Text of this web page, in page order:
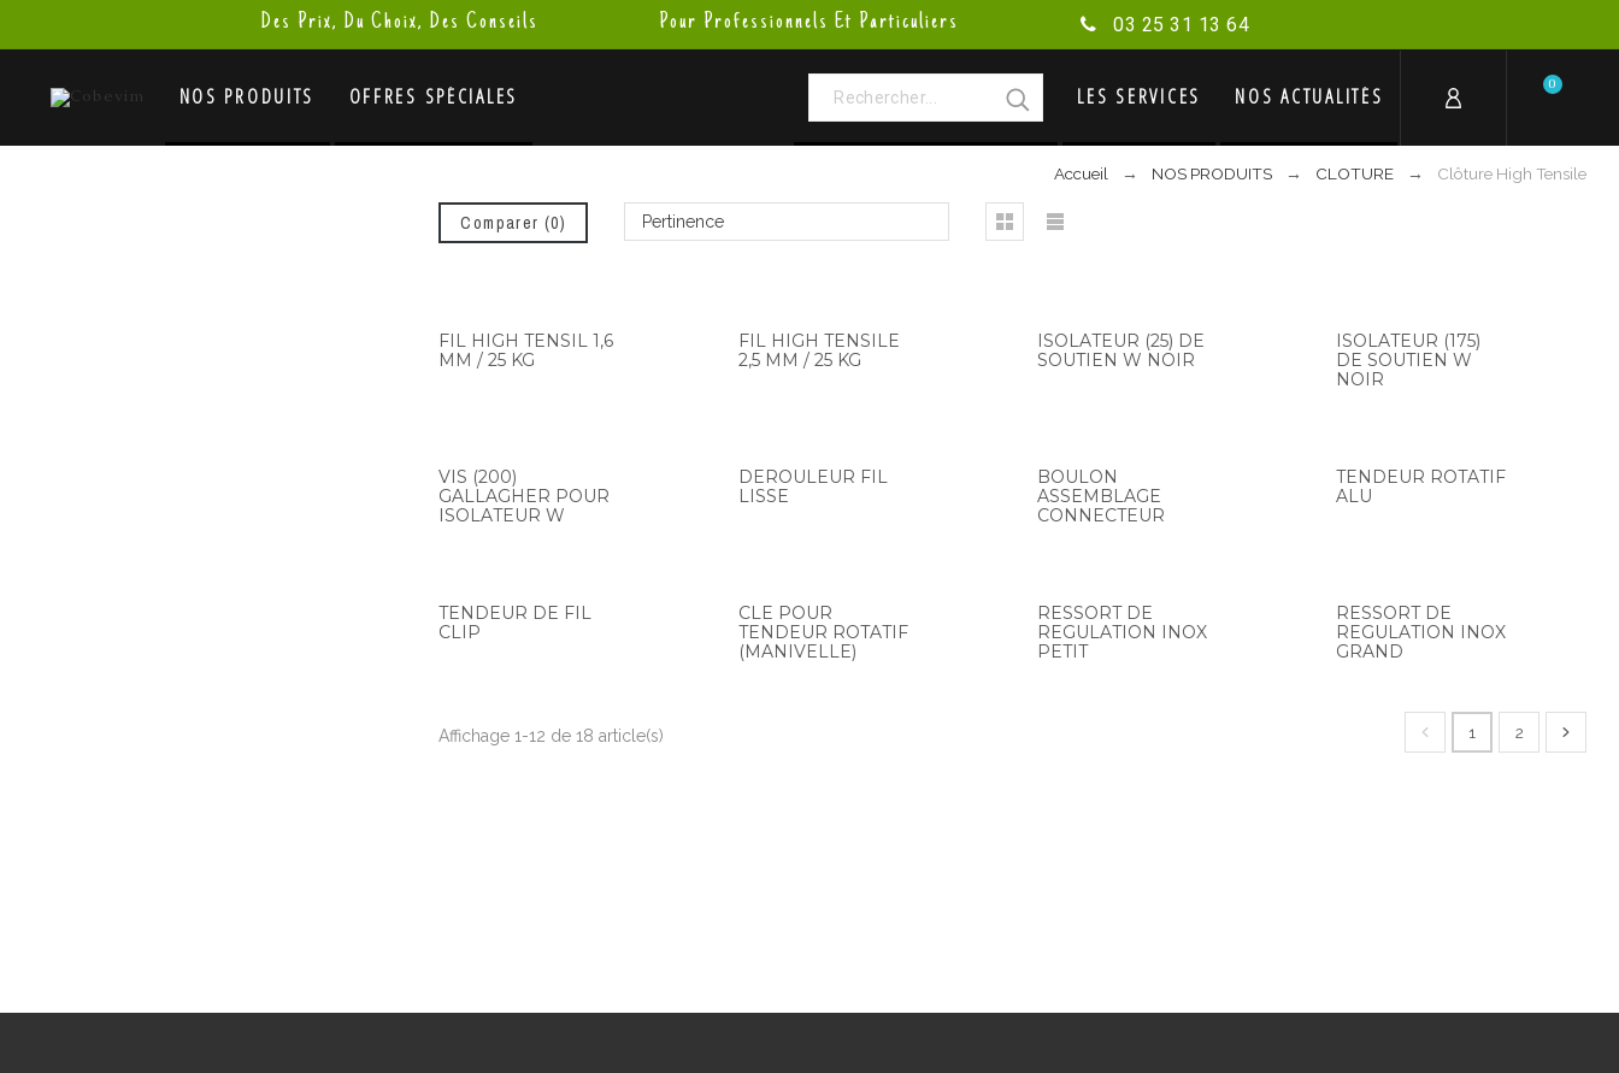
Des Prix, Du Choix, Des Conseils Pour Professionnels Et Particuliers 03 25 31 13 64
NOS PRODUITS OFFRES SPÉCIALES LES SERVICES NOS ACTUALITÉS 0
Accueil NOS PRODUITS CLOTURE Clôture High Tensile
Comparer (0) Pertinence
FIL HIGH TENSIL 1,6
MM / 25 KG
FIL HIGH TENSILE
2,5 MM / 25 KG
ISOLATEUR (25) DE
SOUTIEN W NOIR
ISOLATEUR (175)
DE SOUTIEN W
NOIR
VIS (200)
GALLAGHER POUR
ISOLATEUR W
DEROULEUR FIL
LISSE
BOULON
ASSEMBLAGE
CONNECTEUR
TENDEUR ROTATIF
ALU
TENDEUR DE FIL
CLIP
CLE POUR
TENDEUR ROTATIF
(MANIVELLE)
RESSORT DE
REGULATION INOX
PETIT
RESSORT DE
REGULATION INOX
GRAND
Affichage 1-12 de 18 article(s) 1 2